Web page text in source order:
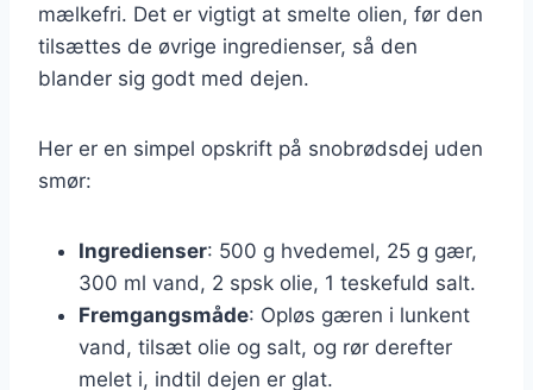
mælkefri. Det er vigtigt at smelte olien, før den
tilsættes de øvrige ingredienser, så den
blander sig godt med dejen.
Her er en simpel opskrift på snobrødsdej uden
smør:
Ingredienser: 500 g hvedemel, 25 g gær,
300 ml vand, 2 spsk olie, 1 teskefuld salt.
Fremgangsmåde: Opløs gæren i lunkent
vand, tilsæt olie og salt, og rør derefter
melet i, indtil dejen er glat.